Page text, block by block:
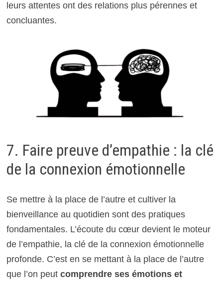
leurs attentes ont des relations plus pérennes et
concluantes.
7. Faire preuve d’empathie : la clé
de la connexion émotionnelle
Se mettre à la place de l’autre et cultiver la
bienveillance au quotidien sont des pratiques
fondamentales. L’écoute du cœur devient le moteur
de l’empathie, la clé de la connexion émotionnelle
profonde. C’est en se mettant à la place de l’autre
que l’on peut comprendre ses émotions et